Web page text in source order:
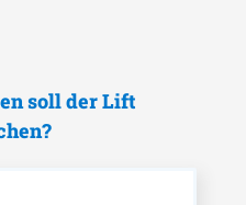
soll der Lift